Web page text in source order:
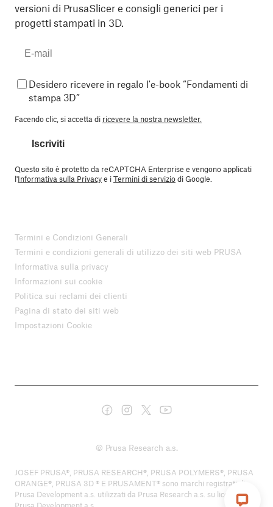
versioni di PrusaSlicer e consigli generici per i
progetti stampati in 3D.
Desidero ricevere in regalo l'e-book “Fondamenti di
stampa 3D”
Facendo clic, si accetta di ricevere la nostra newsletter.
Iscriviti
Questo sito è protetto da reCAPTCHA Enterprise e vengono applicati
l'Informativa sulla Privacye iTermini di serviziodi Google.
Termini e Condizioni Generali
Termini e condizioni generali di utilizzo dei siti web PRUSA
Informativa sulla privacy
Informazioni sui cookie
Politica sui reclami dei clienti
Pagina di stato dei siti web
Impostazioni Cookie
© Prusa Research a.s.
JOSEF PRUSA®, PRUSA RESEARCH®, PRUSA POLYMERS®, PRUSA
ORANGE®, PRUSA 3D ® E PRUSAMENT® sono marchi registrati di
Prusa Development a.s. utilizzati da Prusa Research a.s. su licenza di
Prusa Development a.s.